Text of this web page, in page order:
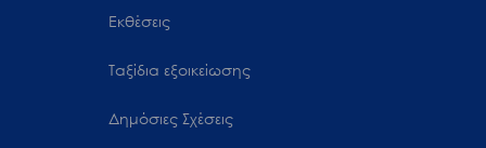
Εκθέσεις
Ταξίδια εξοικείωσης
Δημόσιες Σχέσεις